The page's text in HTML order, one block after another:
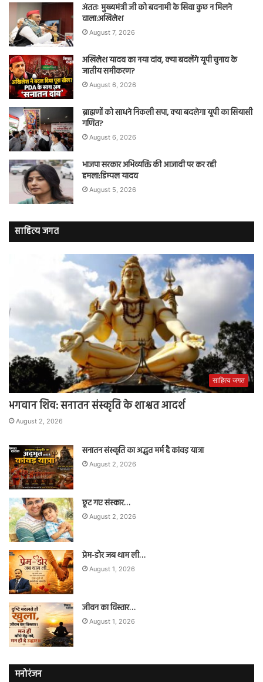
अंततः मुख्यमंत्री जी को बदनामी के सिवा कुछ न मिलने
वाला:अखिलेश
August 7, 2026
अखिलेश यादव का नया दांव, क्या बदलेंगे यूपी चुनाव के
जातीय समीकरण?
August 6, 2026
ब्राह्मणों को साधने निकली सपा, क्या बदलेगा यूपी का सियासी
गणित?
August 6, 2026
भाजपा सरकार अभिव्यक्ति की आजादी पर कर रही
हमला:डिम्पल यादव
August 5, 2026
साहित्य जगत
साहित्य जगत
भगवान शिव: सनातन संस्कृति के शाश्वत आदर्श
August 2, 2026
सनातन संस्कृति का अद्भुत मर्म है कांवड़ यात्रा
August 2, 2026
छूट गए संस्कार…
August 2, 2026
प्रेम-डोर जब थाम ली…
August 1, 2026
जीवन का विस्तार…
August 1, 2026
मनोरंजन